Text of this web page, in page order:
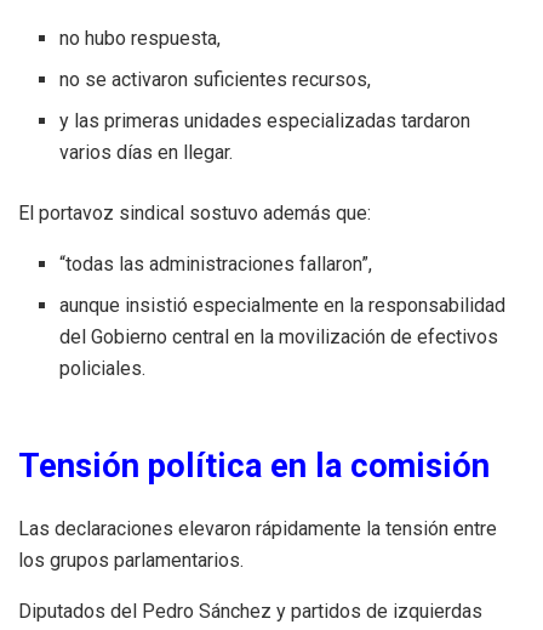
no hubo respuesta,
no se activaron suficientes recursos,
y las primeras unidades especializadas tardaron
varios días en llegar.
El portavoz sindical sostuvo además que:
“todas las administraciones fallaron”,
aunque insistió especialmente en la responsabilidad
del Gobierno central en la movilización de efectivos
policiales.
Tensión política en la comisión
Las declaraciones elevaron rápidamente la tensión entre
los grupos parlamentarios.
Diputados del Pedro Sánchez y partidos de izquierdas